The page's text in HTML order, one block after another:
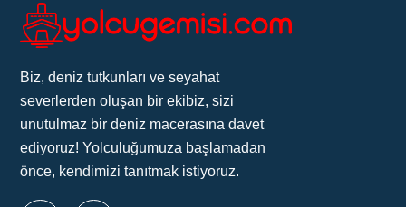
Biz, deniz tutkunları ve seyahat
severlerden oluşan bir ekibiz, sizi
unutulmaz bir deniz macerasına davet
ediyoruz! Yolculuğumuza başlamadan
önce, kendimizi tanıtmak istiyoruz.